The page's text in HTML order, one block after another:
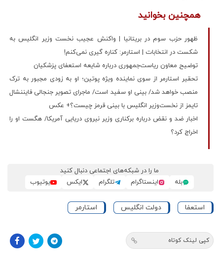
همچنین بخوانید
ظهور حزب سوم در بریتانیا | واکنش عجیب نخست وزیر انگلیس به
شکست در انتخابات | استارمر: کناره گیری نمی‌کنم!
توضیح معاون ریاست‌جمهوری درباره شایعه استعفای پزشکیان
تحقیر استارمر از سوی نماینده ویژه پوتین؛ او به زودی مجبور به ترک
منصب خواهد شد/ بینی او سفید است/ ماجرای تصویر جنجالی فایننشال
تایمز از نخست‌وزیر انگلیس با بینی قرمز چیست؟+ عکس
اخبار ضد و نقض درباره برکناری وزیر نیروی دریایی آمریکا/ هگست او را
اخراج کرد؟
ما را در شبکه‌های اجتماعی دنبال کنید
بله
اینستاگرام تلگرام ایکس یوتیوب
استعفا دولت انگلیس استارمر
کپی لینک کوتاه